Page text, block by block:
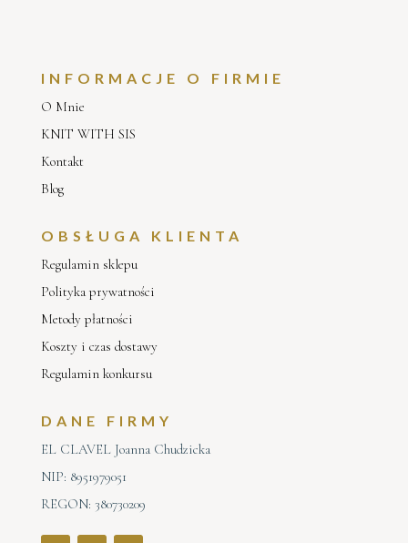
INFORMACJE O FIRMIE
O Mnie
KNIT WITH SIS
Kontakt
Blog
OBSŁUGA KLIENTA
Regulamin sklepu
Polityka prywatności
Metody płatności
Koszty i czas dostawy
Regulamin konkursu
DANE FIRMY
EL CLAVEL Joanna Chudzicka
NIP: 8951979051
REGON: 380730209